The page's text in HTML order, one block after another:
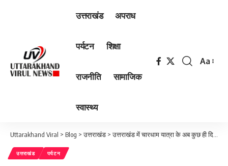
उत्तराखंड अपराध
पर्यटन शिक्षा
राजनीति सामाजिक
स्वास्थ्य
Font
Aa
Uttarakhand Viral > Blog >उत्तराखंड >उत्तराखंड में चारधाम यात्रा के अब कुछ ही दिन शेष , सड़कों की स्तिथि बनी है बदहाल ।
उत्तराखंड पर्यटन